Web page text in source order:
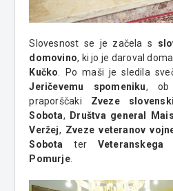
Slovesnost se je začela s
domovino, ki jo je daroval
Kučko. Po maši je sledila
Jeričevemu spomeniku, ob
praporščaki Zveze
Sobota,
Društva general
Veržej, Zveze veteranov
Sobota ter
Pomurje.